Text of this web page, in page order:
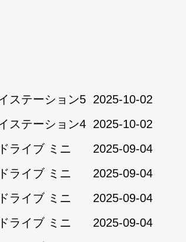
ステーション5 2025-10-02
ステーション4 2025-10-02
ライブ ミニ
2025-09-04
ライブ ミニ
2025-09-04
ライブ ミニ
2025-09-04
ライブ ミニ
2025-09-04